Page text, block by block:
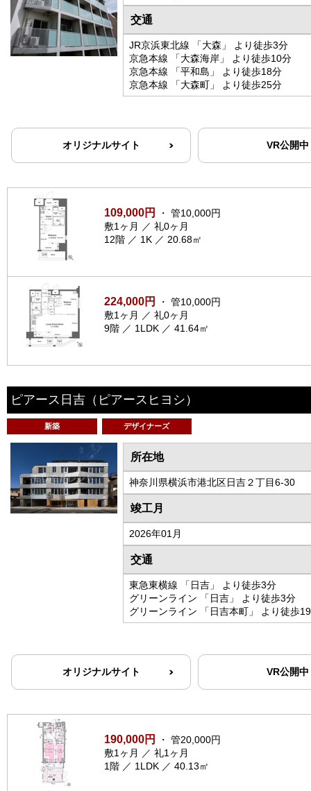
交通
JR京浜東北線 「大森」 より徒歩3分
京急本線 「大森海岸」 より徒歩10分
京急本線 「平和島」 より徒歩18分
京急本線 「大森町」 より徒歩25分
オリジナルサイト VR公開中
109,000円
・ 管10,000円
敷1ヶ月 ／ 礼0ヶ月
12階 ／ 1K ／ 20.68㎡
224,000円
・ 管10,000円
敷1ヶ月 ／ 礼0ヶ月
9階 ／ 1LDK ／ 41.64㎡
ピアース日吉 （ピアースヒヨシ）
新築 デザイナーズ
所在地
神奈川県横浜市港北区日吉２丁目6-30
竣工月
2026年01月
交通
東急東横線 「日吉」 より徒歩3分
グリーンライン 「日吉」 より徒歩3分
グリーンライン 「日吉本町」 より徒歩
オリジナルサイト VR公開中
190,000円
・ 管20,000円
敷1ヶ月 ／ 礼1ヶ月
1階 ／ 1LDK ／ 40.13㎡